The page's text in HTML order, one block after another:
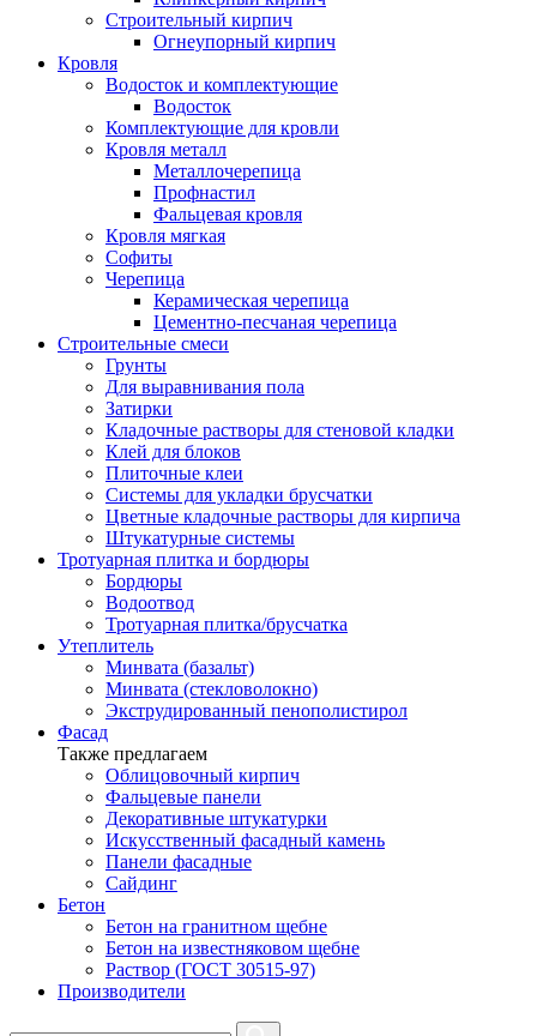
Строительный кирпич
Огнеупорный кирпич
Кровля
Водосток и комплектующие
Водосток
Комплектующие для кровли
Кровля металл
Металлочерепица
Профнастил
Фальцевая кровля
Кровля мягкая
Софиты
Черепица
Керамическая черепица
Цементно-песчаная черепица
Строительные смеси
Грунты
Для выравнивания пола
Затирки
Кладочные растворы для стеновой кладки
Клей для блоков
Плиточные клеи
Системы для укладки брусчатки
Цветные кладочные растворы для кирпича
Штукатурные системы
Тротуарная плитка и бордюры
Бордюры
Водоотвод
Тротуарная плитка/брусчатка
Утеплитель
Минвата (базальт)
Минвата (стекловолокно)
Экструдированный пенополистирол
Фасад
Также предлагаем
Облицовочный кирпич
Фальцевые панели
Декоративные штукатурки
Искусственный фасадный камень
Панели фасадные
Сайдинг
Бетон
Бетон на гранитном щебне
Бетон на известняковом щебне
Раствор (ГОСТ 30515-97)
Производители